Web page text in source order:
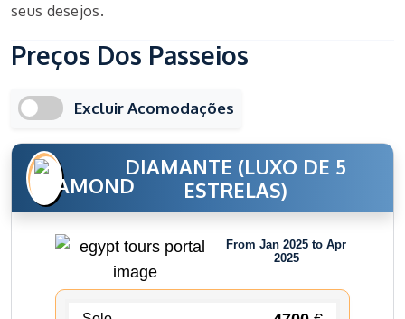
seus desejos.
Preços Dos Passeios
Excluir Acomodações
DIAMANTE (LUXO DE 5
ESTRELAS)
From Jan 2025 to Apr
2025